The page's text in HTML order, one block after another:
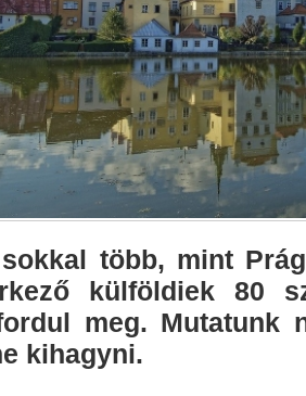
több, mint
külföldiek 80
meg. Mutatunk
kihagyni.